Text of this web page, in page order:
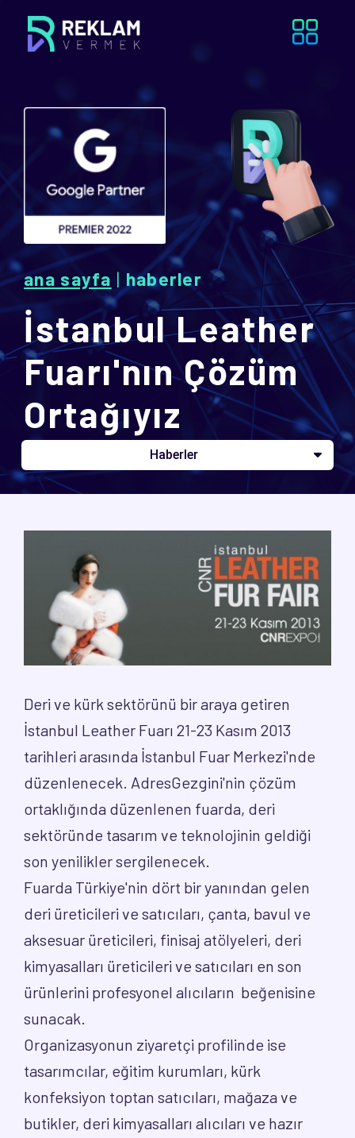
ana sayfa | haberler
İstanbul Leather
Fuarı'nın Çözüm
Ortağıyız
Haberler
Deri ve kürk sektörünü bir araya getiren
İstanbul Leather Fuarı 21-23 Kasım 2013
tarihleri arasında İstanbul Fuar Merkezi'nde
düzenlenecek. AdresGezgini'nin çözüm
ortaklığında düzenlenen fuarda, deri
sektöründe tasarım ve teknolojinin geldiği
son yenilikler sergilenecek.
Fuarda Türkiye'nin dört bir yanından gelen
deri üreticileri ve satıcıları, çanta, bavul ve
aksesuar üreticileri, finisaj atölyeleri, deri
kimyasalları üreticileri ve satıcıları en son
ürünlerini profesyonel alıcıların beğenisine
sunacak.
Organizasyonun ziyaretçi profilinde ise
tasarımcılar, eğitim kurumları, kürk
konfeksiyon toptan satıcıları, mağaza ve
butikler, deri kimyasalları alıcıları ve hazır